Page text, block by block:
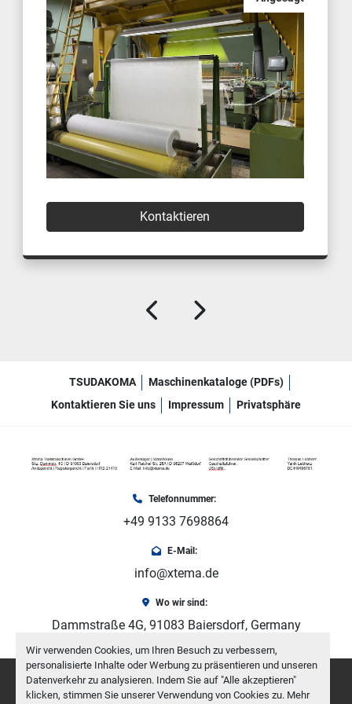
Wir verwenden Cookies, um Ihren Besuch zu verbessern,
personalisierte Inhalte oder Werbung zu präsentieren und unseren
Datenverkehr zu analysieren. Indem Sie auf "Alle akzeptieren"
klicken, stimmen Sie unserer Verwendung von Cookies zu. Mehr
Kontaktieren
TSUDAKOMA
Maschinenkataloge (PDFs)
Kontaktieren Sie uns
Impressum Privatsphäre
Telefonnummer:
+49 9133 7698864
E-Mail:
info@xtema.de
Wo wir sind:
Dammstraße 4G, 91083 Baiersdorf, Germany
facebook
youtubeinstagram